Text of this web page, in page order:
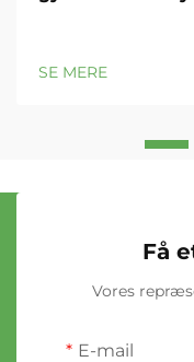
SE MERE
Få
Vores
E-mail